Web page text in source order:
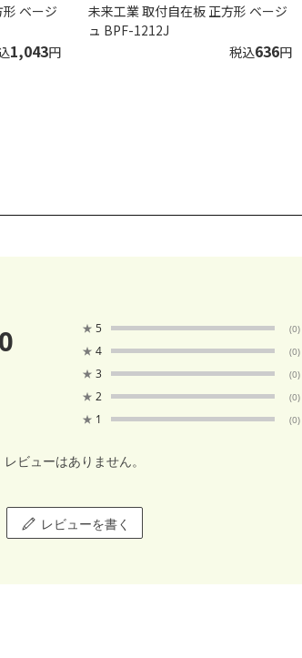
ベージ
1,043円
未来工業 取付自在板 正方形 ベージ
ュ BPF-1212J
税込636円
★ 5 (0)
★ 4 (0)
★ 3 (0)
★ 2 (0)
★ 1 (0)
レビューはありません。
レビューを書く